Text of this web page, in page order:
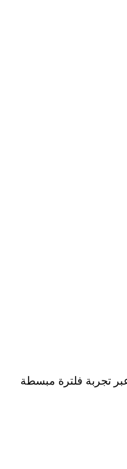
عبر تجربة فلترة مبسطة